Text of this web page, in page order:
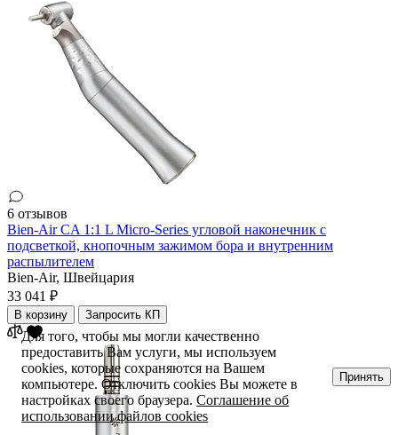
6 отзывов
Bien-Air CA 1:1 L Micro-Series угловой наконечник с
подсветкой, кнопочным зажимом бора и внутренним
распылителем
Bien-Air, Швейцария
33 041 ₽
В корзину Запросить КП
Для того, чтобы мы могли качественно
предоставить Вам услуги, мы используем
cookies, которые сохраняются на Вашем
компьютере. Отключить cookies Вы можете в
настройках своего браузера.Соглашение об
использовании файлов cookies
Принять